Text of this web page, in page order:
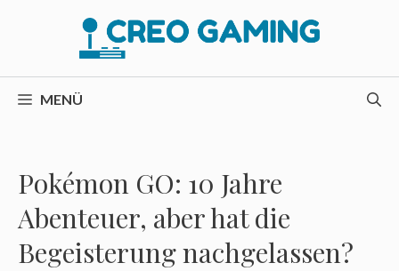
MENÜ
Pokémon GO: 10 Jahre
Abenteuer, aber hat die
Begeisterung nachgelassen?